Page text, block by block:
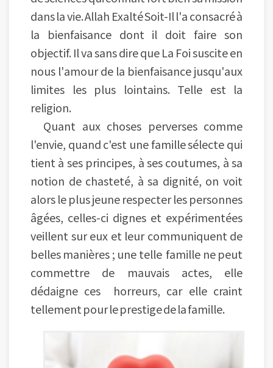
dans la vie. Allah Exalté Soit-Il l'a consacré à
la bienfaisance dont il doit faire son
objectif. Il va sans dire que La Foi suscite en
nous l'amour de la bienfaisance jusqu'aux
limites les plus lointains. Telle est la
religion.
Quant aux choses perverses comme
l'envie, quand c'est une famille sélecte qui
tient à ses principes, à ses coutumes, à sa
notion de chasteté, à sa dignité, on voit
alors le plus jeune respecter les personnes
âgées, celles-ci dignes et expérimentées
veillent sur eux et leur communiquent de
belles manières ; une telle famille ne peut
commettre de mauvais actes, elle
dédaigne ces horreurs, car elle craint
tellement pour le prestige de la famille.